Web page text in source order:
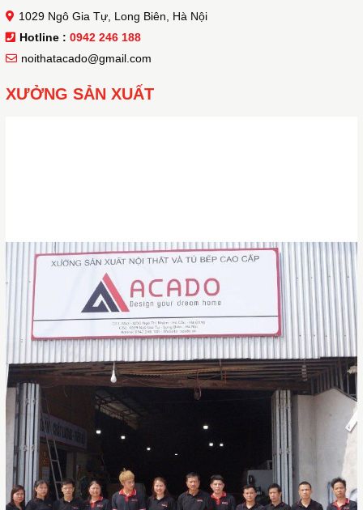
1029 Ngô Gia Tự, Long Biên, Hà Nội
Hotline : 0942 246 188
noithatacado@gmail.com
XƯỞNG SẢN XUẤT